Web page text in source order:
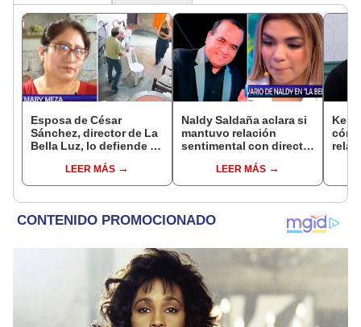
Esposa de César
Sánchez, director de La
Bella Luz, lo defiende y
relación clandestina
con Naldy Saldaña:
LEER MÁS
Naldy Saldaña aclara si
mantuvo relación
sentimental con director
denunciarlo por
tocamientos: “Me
LEER MÁS